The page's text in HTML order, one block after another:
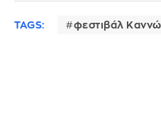
TAGS: φεστιβάλ